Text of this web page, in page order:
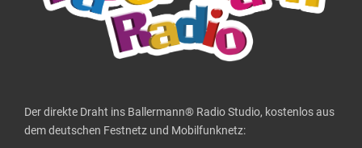
Der direkte Draht ins Ballermann® Radio Studio, kostenlos aus
dem deutschen Festnetz und Mobilfunknetz: